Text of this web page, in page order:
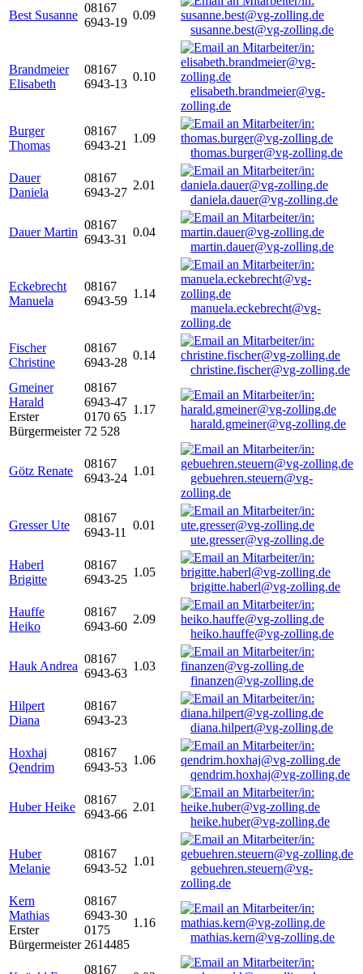
Best Susanne
08167
6943-19
0.09
susanne.best@vg-zolling.de
Brandmeier
Elisabeth
08167
6943-13
0.10
elisabeth.brandmeier@vg-
zolling.de
Burger
Thomas
08167
6943-21
1.09
thomas.burger@vg-zolling.de
Dauer
Daniela
08167
6943-27
2.01
daniela.dauer@vg-zolling.de
Dauer Martin
08167
6943-31
0.04
martin.dauer@vg-zolling.de
Eckebrecht
Manuela
08167
6943-59
1.14
manuela.eckebrecht@vg-
zolling.de
Fischer
Christine
08167
6943-28
0.14
christine.fischer@vg-zolling.de
Gmeiner
Harald
Erster
Bürgermeister
08167
6943-47
0170 65
72 528
1.17
harald.gmeiner@vg-zolling.de
Götz Renate
08167
6943-24
1.01
gebuehren.steuern@vg-
zolling.de
Gresser Ute
08167
6943-11
0.01
ute.gresser@vg-zolling.de
Haberl
Brigitte
08167
6943-25
1.05
brigitte.haberl@vg-zolling.de
Hauffe
Heiko
08167
6943-60
2.09
heiko.hauffe@vg-zolling.de
Hauk Andrea
08167
6943-63
1.03
finanzen@vg-zolling.de
Hilpert
Diana
08167
6943-23
diana.hilpert@vg-zolling.de
Hoxhaj
Qendrim
08167
6943-53
1.06
qendrim.hoxhaj@vg-zolling.de
Huber Heike
08167
6943-66
2.01
heike.huber@vg-zolling.de
Huber
Melanie
08167
6943-52
1.01
gebuehren.steuern@vg-
zolling.de
Kern
Mathias
Erster
Bürgermeister
08167
6943-30
0175
2614485
1.16
mathias.kern@vg-zolling.de
08167